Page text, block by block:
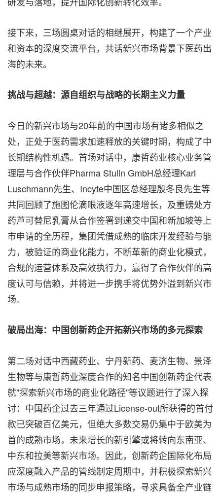
接下来，三场圆桌对话的相继展开，构建了一个产业
和资本的深度交流平台，共话新兴市场背景下医药出
海的未来。
挑战与超越：源自组织与战略的长期主义力量
今日的新兴市场与20年前的中国市场有诸多相似之
处，正处于医药需求加速释放的关键时期，构成了中
长期结构性机遇。首场对话中，康哲药业核心业务管
理层与合作伙伴Pharma Stulln GmbH总经理Karl
Luschmann先生、Incyte中国区总经理殷冬良先生等
共同回顾了施图伦滴眼液逐年高速增长，及重磅处方
药芦可替尼乳膏从合作签署到递交中国和新加坡等上
市申请的全历程，集团凭借成熟的临床开发经验与能
力，被验证的商业化能力，不断革新的商业化模式，
合规的运营体系及高效执行力，赢得了合作伙伴的高
度认可与信赖，并将进一步携手将优势外溢到新兴市
场。
破局出海：中国创新药企开拓新兴市场的多元探索
第二场对话中西藏药业、宁丹新药、麦济生物、景泽
生物等与康哲药业深度合作的知名中国创新药企代表
就"探索新兴市场的商业化路径"等议题进行了深入探
讨：中国药企过去三年通过License-out所获得的首付
款已突破百亿美元，但绝大多数交易仍集中于欧美为
首的成熟市场，未来增长的新引擎或将转向东南亚、
中东和拉美等新兴市场。因此，创新药企国际化布局
应深度融入产品的管线制定周期中，并积极探索新兴
市场与成熟市场的同步申报策略，寻求具备全产业链